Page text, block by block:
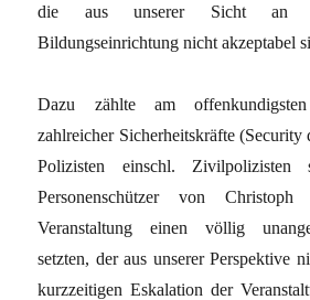
die aus unserer Sicht an
Bildungseinrichtung nicht akzeptabel
Dazu zählte am
zahlreicher Sicherheitskräfte
Polizisten einschl.
Personenschützer von
Veranstaltung einen völlig
setzten, der aus unserer Perspektive
kurzzeitigen Eskalation der